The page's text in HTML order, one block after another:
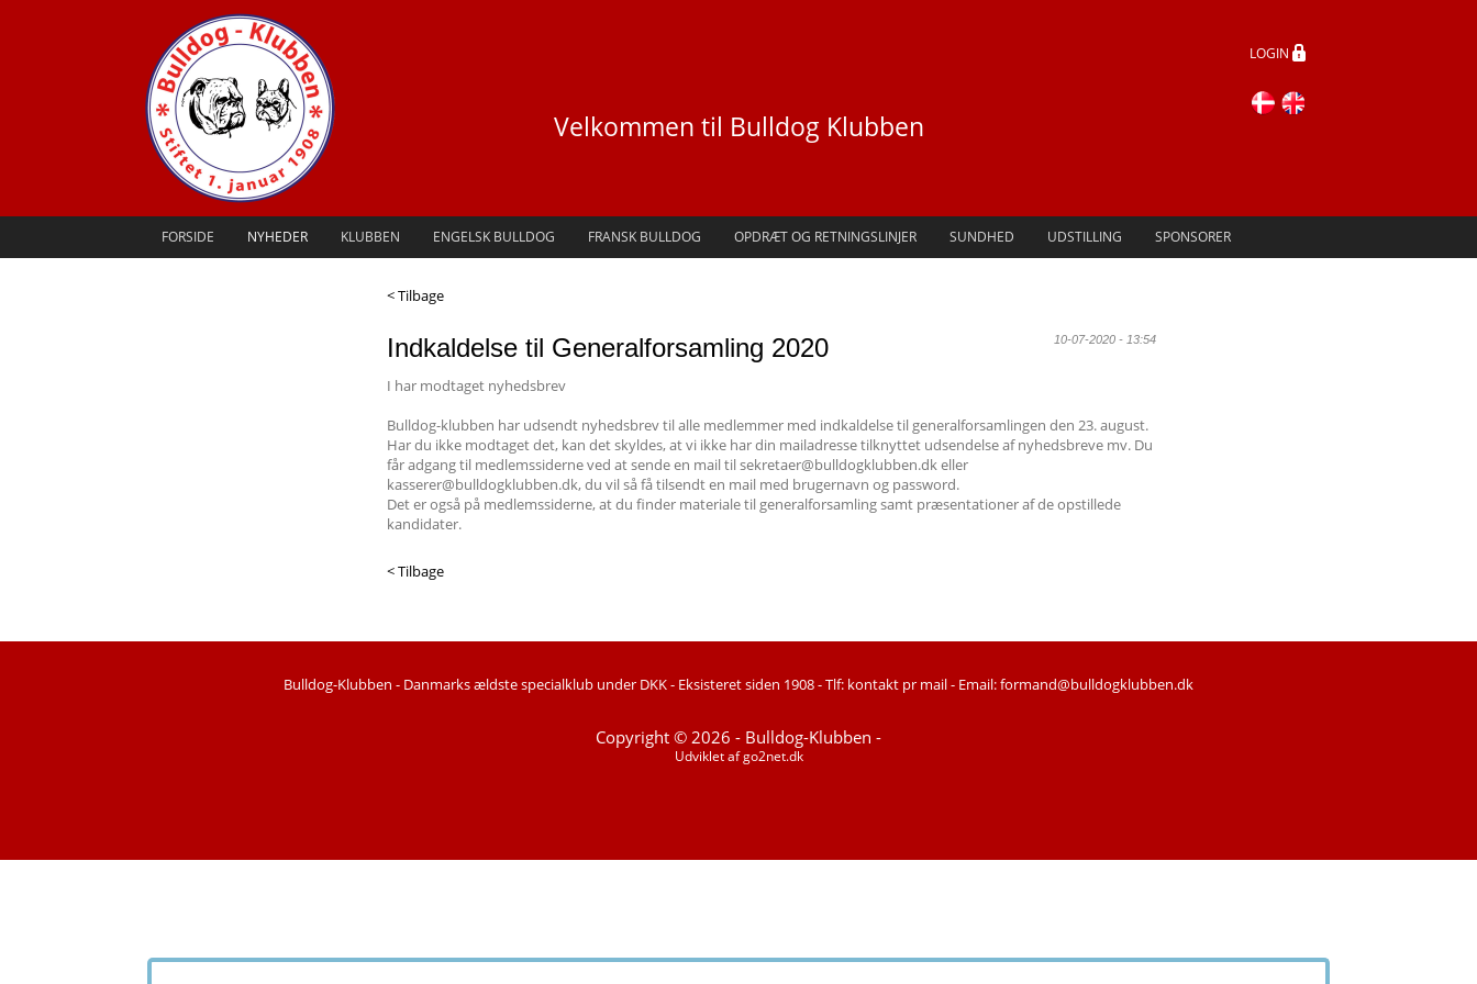
LOGIN
Velkommen til Bulldog Klubben
FORSIDE NYHEDER KLUBBEN ENGELSK BULLDOG FRANSK BULLDOG OPDRÆT OG RETNINGSLINJER SUNDHED UDSTILLING SPONSORER
< Tilbage
Indkaldelse til Generalforsamling 2020 10-07-2020 - 13:54
I har modtaget nyhedsbrev
Bulldog-klubben har udsendt nyhedsbrev til alle medlemmer med indkaldelse til generalforsamlingen den 23. august.
Har du ikke modtaget det, kan det skyldes, at vi ikke har din mailadresse tilknyttet udsendelse af nyhedsbreve mv. Du
får adgang til medlemssiderne ved at sende en mail til sekretaer@bulldogklubben.dk eller
kasserer@bulldogklubben.dk, du vil så få tilsendt en mail med brugernavn og password.
Det er også på medlemssiderne, at du finder materiale til generalforsamling samt præsentationer af de opstillede
kandidater.
< Tilbage
Bulldog-Klubben - Danmarks ældste specialklub under DKK - Eksisteret siden 1908 -Tlf: kontakt pr mail - Email: formand@bulldogklubben.dk
Copyright © 2026 - Bulldog-Klubben -
Udviklet afgo2net.dk